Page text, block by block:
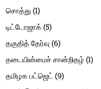
சொத்து(1)
டிட்டோஜாக்(5)
தகுதித் தேர்வு (6)
தடையின்மைச் சான்றிதழ் (1)
தமிழக பட்ஜெட் (9)